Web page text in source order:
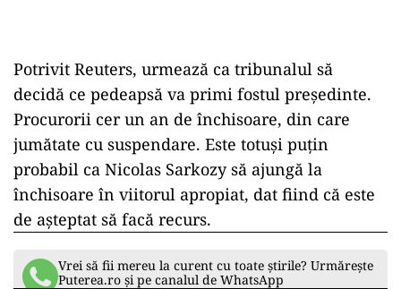
Potrivit Reuters, urmează ca tribunalul să
decidă ce pedeapsă va primi fostul preşedinte.
Procurorii cer un an de închisoare, din care
jumătate cu suspendare. Este totuşi puţin
probabil ca Nicolas Sarkozy să ajungă la
închisoare în viitorul apropiat, dat fiind că este
de aşteptat să facă recurs.
Vrei să fii mereu la curent cu toate știrile? Urmărește
Puterea.ro și pe canalul de WhatsApp